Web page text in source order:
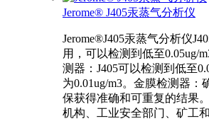
Jerome® J405汞蒸气分析仪
Jerome®J405汞蒸气分析仪
用，可以检测到低至0.05ug/
测器：J405可以检测到低至
为0.01ug/m3。金膜检测器
保获得准确和可重复的结果
机构、工业安全部门、矿工